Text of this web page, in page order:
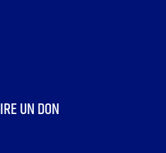
UN DON